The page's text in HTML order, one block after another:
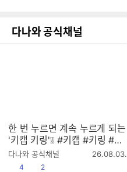
다나와 공식채널
한 번 누르면 계속 누르게 되는
'키캡 키링'❕❕ #키캡 #키링 #키
링추천 #키캡키링 #클리커 #
클릭커 #keycap #keyring #
다나와 공식채널
작
26.08.03.
공감
4 댓글수
2